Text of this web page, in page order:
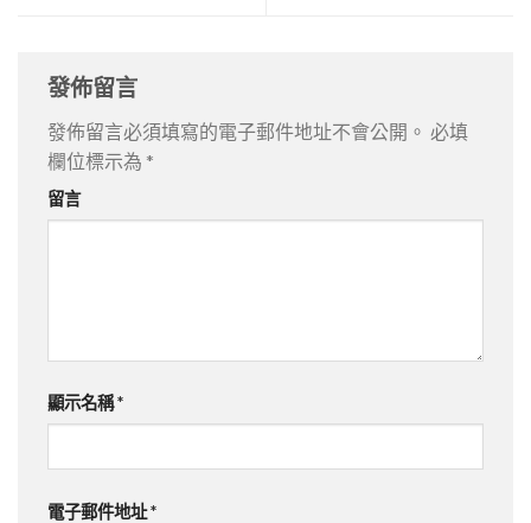
發佈留言
發佈留言必須填寫的電子郵件地址不會公開。 必填
欄位標示為 *
留言
顯示名稱*
電子郵件地址*